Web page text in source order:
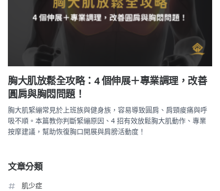
胸大肌放鬆全攻略：4 個伸展＋專業調理，改善
圓肩與胸悶問題！
胸大肌緊繃常見於上班族與健身族，容易導致圓肩、肩頸痠痛與呼
吸不順。本篇教你判斷緊繃原因、4 招有效放鬆胸大肌動作、專業
按摩建議，幫助恢復胸口開展與肩膀活動度！
文章分類
肌少症